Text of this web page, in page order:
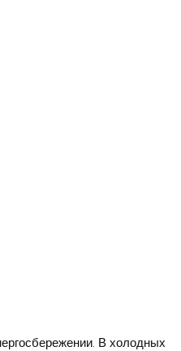
В холодных